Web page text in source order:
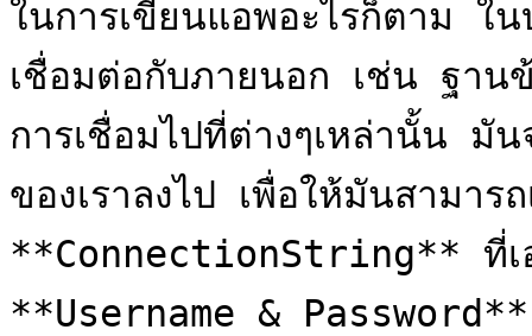
ในการเขียนแอพอะไรก็ตาม ใ
เชื่อมต่อกับภายนอก เช่น ฐา
การเชื่อมไปที่ต่างๆเหล่านั้น
ของเราลงไป เพื่อให้มันสามาร
**ConnectionString** ที่เ
**Username & Password**